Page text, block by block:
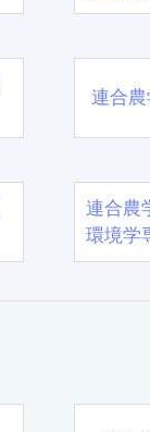
連合
連合農
環境学